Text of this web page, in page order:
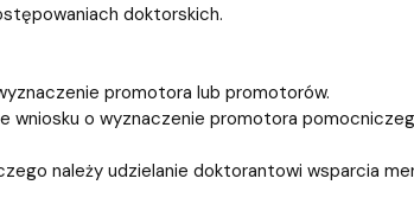
doktorskich.
promotora lub promotorów.
wniosku o wyznaczenie promotora
należy udzielanie doktorantowi wsparcia